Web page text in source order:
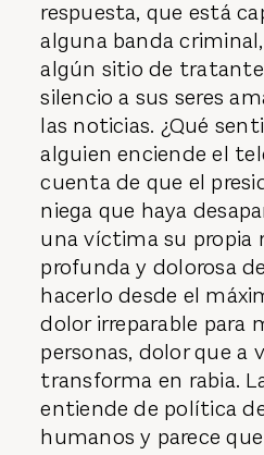
respuesta, que está
alguna banda
algún sitio de
silencio a sus seres
las noticias. ¿Qué
alguien enciende el
cuenta de que el
niega que haya
una víctima su propia
profunda y dolorosa
hacerlo desde el
dolor irreparable para
personas, dolor que a
transforma en rabia.
entiende de política
humanos y parece